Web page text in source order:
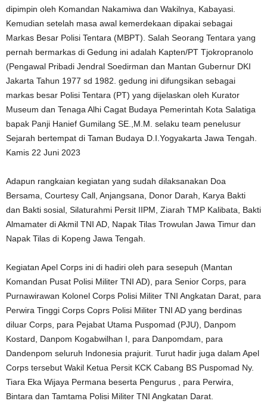
dipimpin oleh Komandan Nakamiwa dan Wakilnya, Kabayasi.
Kemudian setelah masa awal kemerdekaan dipakai sebagai
Markas Besar Polisi Tentara (MBPT). Salah Seorang Tentara yang
pernah bermarkas di Gedung ini adalah Kapten/PT Tjokropranolo
(Pengawal Pribadi Jendral Soedirman dan Mantan Gubernur DKI
Jakarta Tahun 1977 sd 1982. gedung ini difungsikan sebagai
markas besar Polisi Tentara (PT) yang dijelaskan oleh Kurator
Museum dan Tenaga Alhi Cagat Budaya Pemerintah Kota Salatiga
bapak Panji Hanief Gumilang SE.,M.M. selaku team penelusur
Sejarah bertempat di Taman Budaya D.I.Yogyakarta Jawa Tengah.
Kamis 22 Juni 2023
Adapun rangkaian kegiatan yang sudah dilaksanakan Doa
Bersama, Courtesy Call, Anjangsana, Donor Darah, Karya Bakti
dan Bakti sosial, Silaturahmi Persit IIPM, Ziarah TMP Kalibata, Bakti
Almamater di Akmil TNI AD, Napak Tilas Trowulan Jawa Timur dan
Napak Tilas di Kopeng Jawa Tengah.
Kegiatan Apel Corps ini di hadiri oleh para sesepuh (Mantan
Komandan Pusat Polisi Militer TNI AD), para Senior Corps, para
Purnawirawan Kolonel Corps Polisi Militer TNI Angkatan Darat, para
Perwira Tinggi Corps Coprs Polisi Militer TNI AD yang berdinas
diluar Corps, para Pejabat Utama Puspomad (PJU), Danpom
Kostard, Danpom Kogabwilhan I, para Danpomdam, para
Dandenpom seluruh Indonesia prajurit. Turut hadir juga dalam Apel
Corps tersebut Wakil Ketua Persit KCK Cabang BS Puspomad Ny.
Tiara Eka Wijaya Permana beserta Pengurus , para Perwira,
Bintara dan Tamtama Polisi Militer TNI Angkatan Darat.